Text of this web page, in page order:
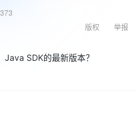
373
举报
版权
SDK的最新版本？